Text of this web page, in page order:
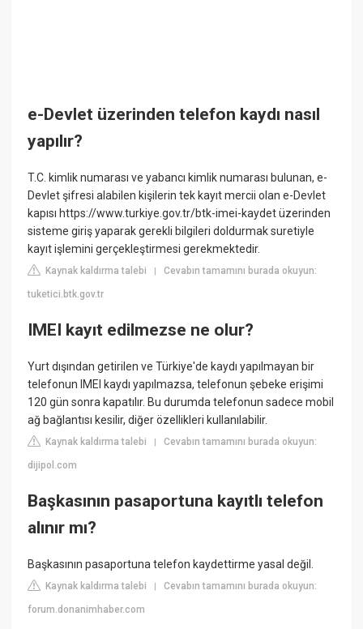
e-Devlet üzerinden telefon kaydı nasıl
yapılır?
T.C. kimlik numarası ve yabancı kimlik numarası bulunan, e-
Devlet şifresi alabilen kişilerin tek kayıt mercii olan e-Devlet
kapısı https://www.turkiye.gov.tr/btk-imei-kaydet üzerinden
sisteme giriş yaparak gerekli bilgileri doldurmak suretiyle
kayıt işlemini gerçekleştirmesi gerekmektedir.
Kaynak kaldırma talebi |Cevabın tamamını burada okuyun:
tuketici.btk.gov.tr
IMEI kayıt edilmezse ne olur?
Yurt dışından getirilen ve Türkiye'de kaydı yapılmayan bir
telefonun IMEI kaydı yapılmazsa, telefonun şebeke erişimi
120 gün sonra kapatılır. Bu durumda telefonun sadece mobil
ağ bağlantısı kesilir, diğer özellikleri kullanılabilir.
Kaynak kaldırma talebi |Cevabın tamamını burada okuyun:
dijipol.com
Başkasının pasaportuna kayıtlı telefon
alınır mı?
Başkasının pasaportuna telefon kaydettirme yasal değil.
Kaynak kaldırma talebi |Cevabın tamamını burada okuyun:
forum.donanimhaber.com